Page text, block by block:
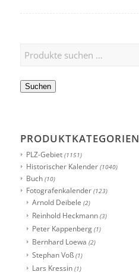
Suchen
PRODUKTKATEGORIEN
PLZ-Gebiet (1151)
Historischer Kalender (1040)
Buch (10)
Fotografenkalender (123)
Arnold Deibele (2)
Reinhold Heckmann (3)
Peter Kappenberg (1)
Bernhard Loewa (2)
Stephan Voß (1)
Lars Kressin (1)